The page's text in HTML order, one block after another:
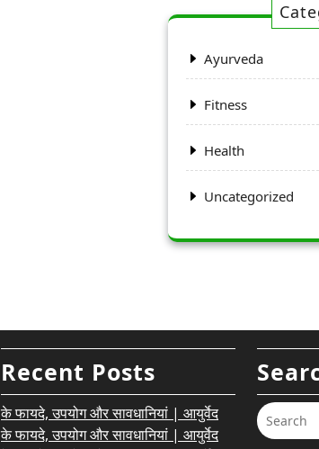
Ayurveda
Fitness
Health
Uncategorized
Recent Posts
के फायदे, उपयोग और सावधानियां | आयुर्वेद
के फायदे, उपयोग और सावधानियां | आयुर्वेद